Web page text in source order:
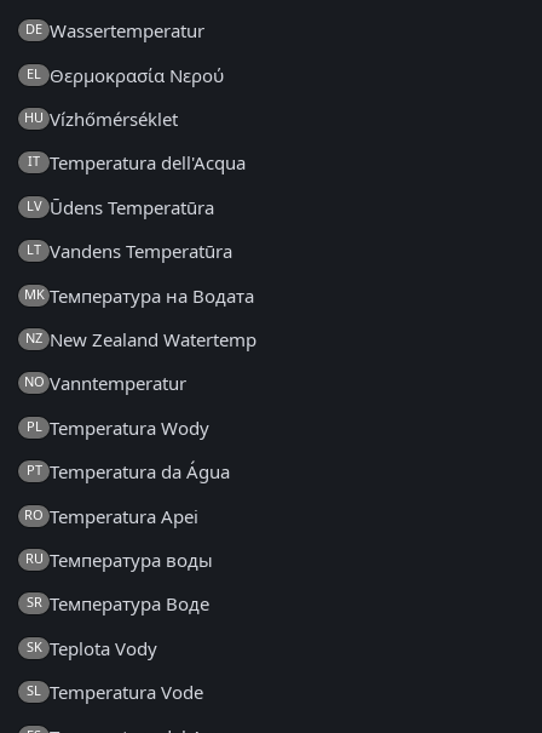
DE Wassertemperatur
EL Θερμοκρασία Νερού
HU Vízhőmérséklet
IT Temperatura dell'Acqua
LV Ūdens Temperatūra
LT Vandens Temperatūra
MK Температура на Водата
NZ New Zealand Watertemp
NO Vanntemperatur
PL Temperatura Wody
PT Temperatura da Água
RO Temperatura Apei
RU Температура воды
SR Температура Воде
SK Teplota Vody
SL Temperatura Vode